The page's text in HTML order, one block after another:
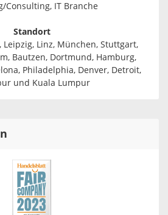
Consulting, IT Branche
Standort
Leipzig, Linz, München, Stuttgart,
Bautzen, Dortmund, Hamburg,
Philadelphia, Denver, Detroit,
und Kuala Lumpur